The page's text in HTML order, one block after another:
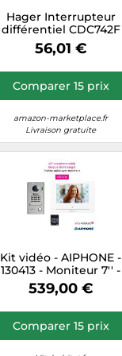
Hager Interrupteur
différentiel CDC742F
2P 40A 30mA Type AC
bipolaire vis
56,01 €
Comparer 15 prix
amazon-marketplace.fr
Livraison gratuite
Kit vidéo - AIPHONE -
130413 - Moniteur 7'' -
Wi-Fi intégré -
Appairage 8 appareils
539,00 €
Comparer 15 prix